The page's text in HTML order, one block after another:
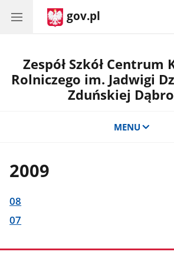
gov.pl
Zespół Szkół Centrum
Rolniczego im. Jadwigi
Zduńskiej
MENU
2009
08
07